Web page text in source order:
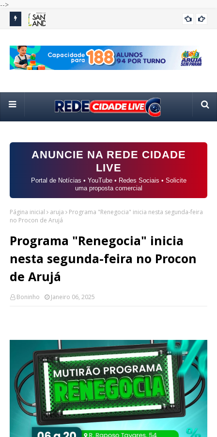
-->
inscrições
BRASIL
ANUNCIE NA REDE CIDADE
LIVE
Portal de Notícias • YouTube • Redes Sociais • Solicite
uma proposta comercial
Página inicial aruja
Programa "Renegocia" inicia nesta segunda-feira
no Procon de Arujá
Programa "Renegocia" inicia
nesta segunda-feira no Procon
de Arujá
Boninho Janeiro 06, 2025